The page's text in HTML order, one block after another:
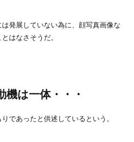
発展していない為に、顔写真画像な
はなさそうだ。
機は一体・・・
であったと供述しているという。